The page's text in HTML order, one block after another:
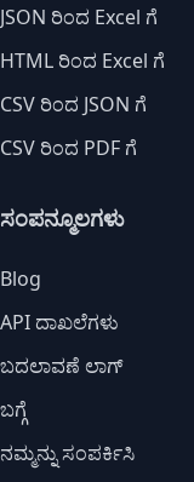
JSON ರಿಂದ Excel ಗೆ
HTML ರಿಂದ Excel ಗೆ
CSV ರಿಂದ JSON ಗೆ
CSV ರಿಂದ PDF ಗೆ
ಸಂಪನ್ಮೂಲಗಳು
Blog
API ದಾಖಲೆಗಳು
ಬದಲಾವಣೆ ಲಾಗ್
ಬಗ್ಗೆ
ನಮ್ಮನ್ನು ಸಂಪರ್ಕಿಸಿ